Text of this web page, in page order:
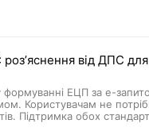
від ДПС для
ЕЦП за е-
Користувачам не
Підтримка обох